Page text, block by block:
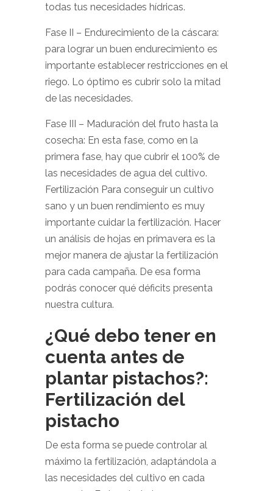
todas tus necesidades hídricas.
Fase II – Endurecimiento de la cáscara:
para lograr un buen endurecimiento es
importante establecer restricciones en el
riego. Lo óptimo es cubrir solo la mitad
de las necesidades.
Fase III – Maduración del fruto hasta la
cosecha: En esta fase, como en la
primera fase, hay que cubrir el 100% de
las necesidades de agua del cultivo.
Fertilización Para conseguir un cultivo
sano y un buen rendimiento es muy
importante cuidar la fertilización. Hacer
un análisis de hojas en primavera es la
mejor manera de ajustar la fertilización
para cada campaña. De esa forma
podrás conocer qué déficits presenta
nuestra cultura.
¿Qué debo tener en
cuenta antes de
plantar pistachos?:
Fertilización del
pistacho
De esta forma se puede controlar al
máximo la fertilización, adaptándola a
las necesidades del cultivo en cada